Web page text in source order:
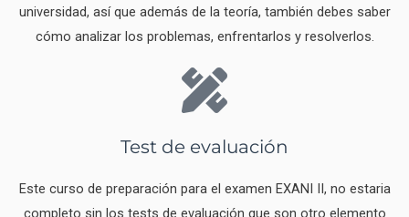
universidad, así que además de la teoría, también debes saber
cómo analizar los problemas, enfrentarlos y resolverlos.
Test de evaluación
Este curso de preparación para el examen EXANI II, no estaria
completo sin los tests de evaluación que son otro elemento